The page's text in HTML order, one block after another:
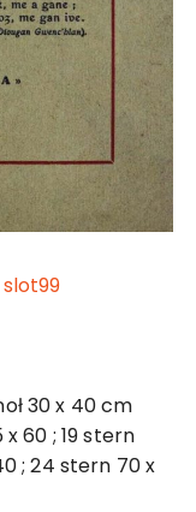
slot99
30 x 40 cm
60 ; 19 stern
; 24 stern 70 x